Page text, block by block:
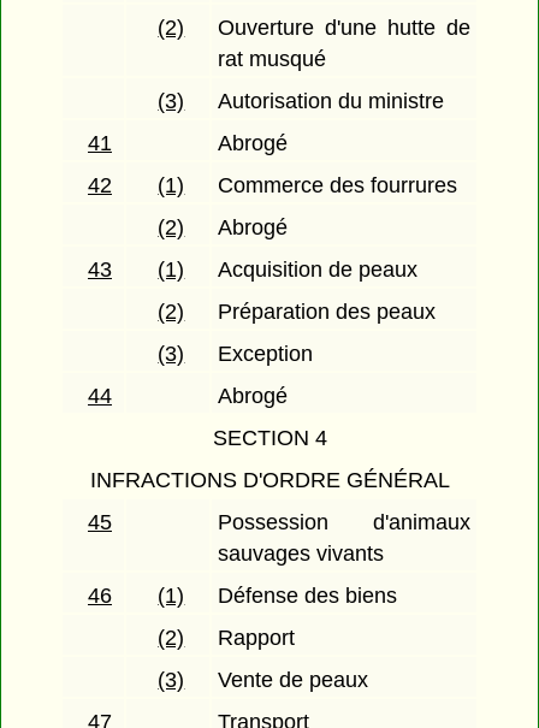
(2)
Ouverture d'une hutte de
rat musqué
(3)
Autorisation du ministre
41
Abrogé
42
(1)
Commerce des fourrures
(2)
Abrogé
43
(1)
Acquisition de peaux
(2)
Préparation des peaux
(3)
Exception
44
Abrogé
SECTION 4
INFRACTIONS D'ORDRE GÉNÉRAL
45
Possession d'animaux
sauvages vivants
46
(1)
Défense des biens
(2)
Rapport
(3)
Vente de peaux
47
Transport